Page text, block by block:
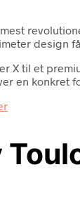
design
X til et
en konkret